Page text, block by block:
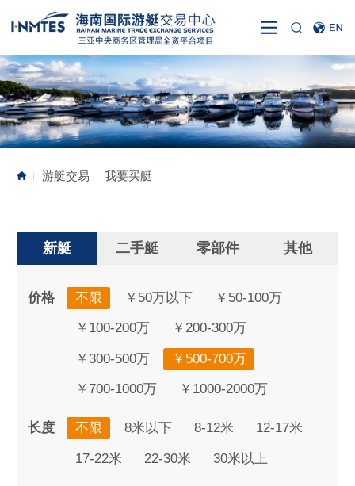
| 游艇交易 | 我要买艇
新艇 二手艇 零部件 其他
价格 不限 ￥50万以下 ￥50-100万
￥100-200万 ￥200-300万
￥300-500万 ￥500-700万
￥700-1000万 ￥1000-2000万
长度 不限 8米以下 8-12米 12-17米
17-22米 22-30米 30米以上